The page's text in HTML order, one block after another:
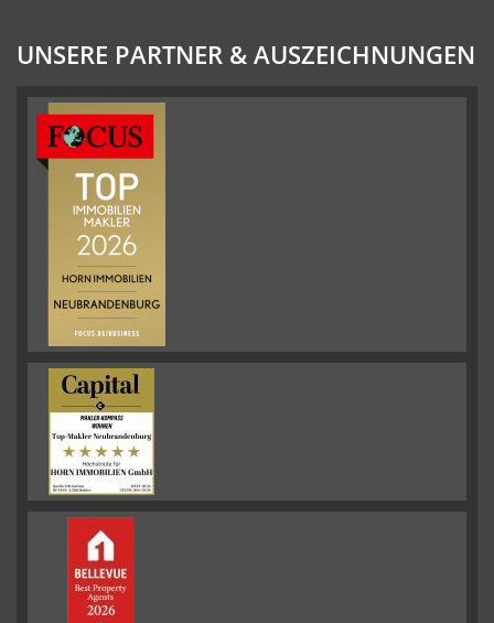
UNSERE PARTNER & AUSZEICHNUNGEN